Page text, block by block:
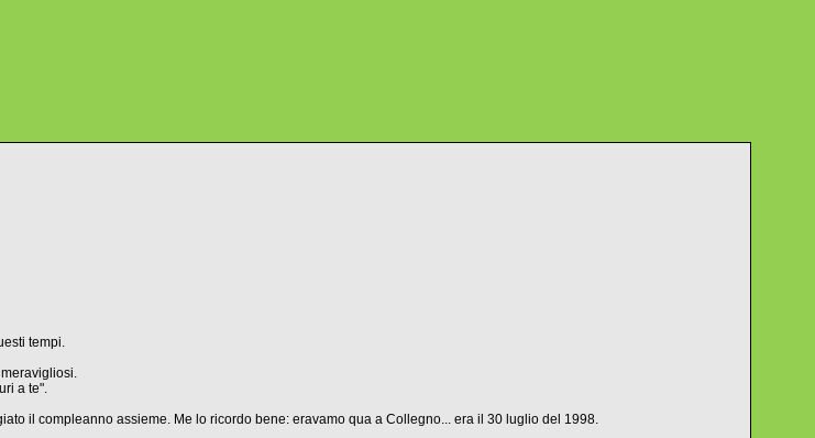
tempi.
a te".
il compleanno assieme. Me lo ricordo bene: eravamo qua a Collegno... era il 30 luglio del 1998.